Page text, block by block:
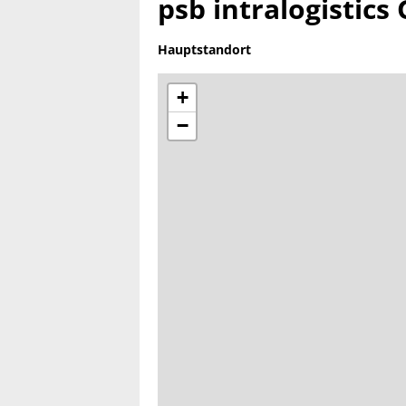
psb intralogistics
Hauptstandort
+
−